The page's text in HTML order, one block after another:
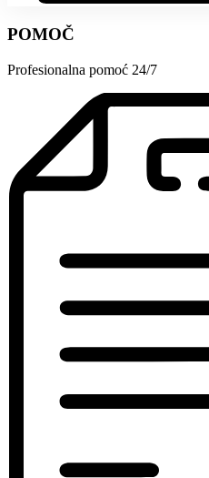
POMOČ
Profesionalna pomoć 24/7